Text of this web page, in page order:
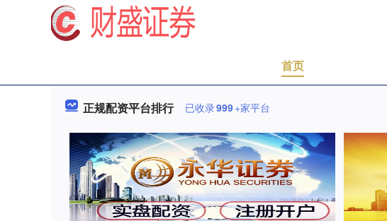
首页
正规配资平台排行 已收录999+家平台